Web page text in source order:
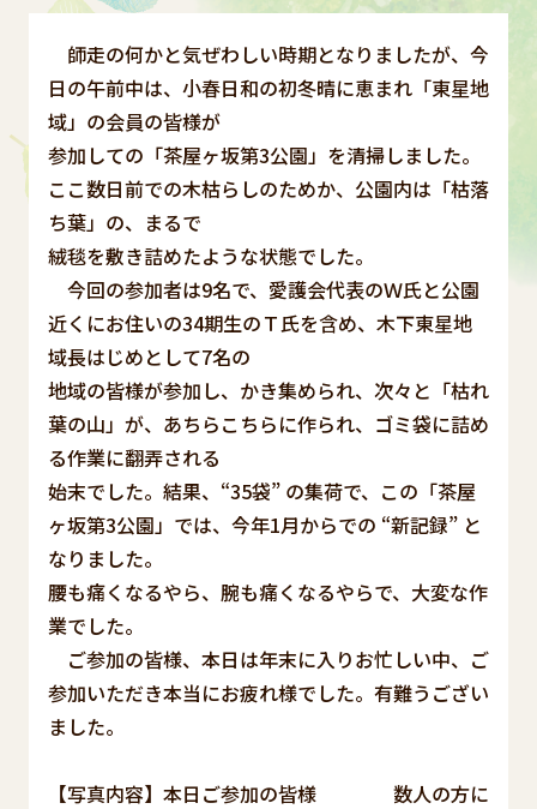
師走の何かと気ぜわしい時期となりましたが、今
日の午前中は、小春日和の初冬晴に恵まれ「東星地
域」の会員の皆様が
参加しての「茶屋ヶ坂第3公園」を清掃しました。
ここ数日前での木枯らしのためか、公園内は「枯落
ち葉」の、まるで
絨毯を敷き詰めたような状態でした。
今回の参加者は9名で、愛護会代表のＷ氏と公園
近くにお住いの34期生のＴ氏を含め、木下東星地
域長はじめとして7名の
地域の皆様が参加し、かき集められ、次々と「枯れ
葉の山」が、あちらこちらに作られ、ゴミ袋に詰め
る作業に翻弄される
始末でした。結果、“35袋” の集荷で、この「茶屋
ヶ坂第3公園」では、今年1月からでの “新記録” と
なりました。
腰も痛くなるやら、腕も痛くなるやらで、大変な作
業でした。
ご参加の皆様、本日は年末に入りお忙しい中、ご
参加いただき本当にお疲れ様でした。有難うござい
ました。
【写真内容】本日ご参加の皆様 数人の方に